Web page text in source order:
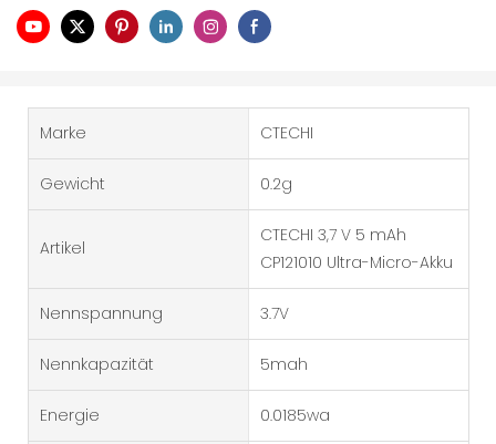
Marke CTECHI
Gewicht 0.2g
Artikel
CTECHI 3,7 V 5 mAh
CP121010 Ultra-Micro-Akku
Nennspannung 3.7V
Nennkapazität 5mah
Energie 0.0185wa